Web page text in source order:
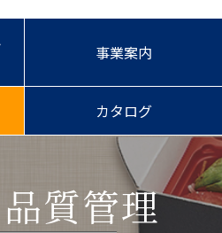
事業案内
カタログ
質管理